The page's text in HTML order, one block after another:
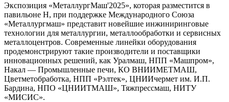
Экспозиция «МеталлургМаш'2025», которая разместится в
павильоне H, при поддержке Международного Союза
«Металлургмаш» представит новейшие инжиниринговые
технологии для металлургии, металлообработки и сервисных
металлоцентров. Современные линейки оборудования
продемонстрируют такие производители и поставщики
инновационных решений, как Уралмаш, НПП «Машпром»,
Накал — Промышленные печи, КО ВНИИМЕТМАШ,
Цветметобработка, НПП «Рэлтек», ЦНИИчермет им. И.П.
Бардина, НПО «ЦНИИТМАШ», Тяжпрессмаш, НИТУ
«МИСИС».